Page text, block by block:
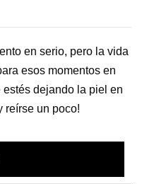
en serio, pero la vida
esos momentos en
estés dejando la piel en
reírse un poco!